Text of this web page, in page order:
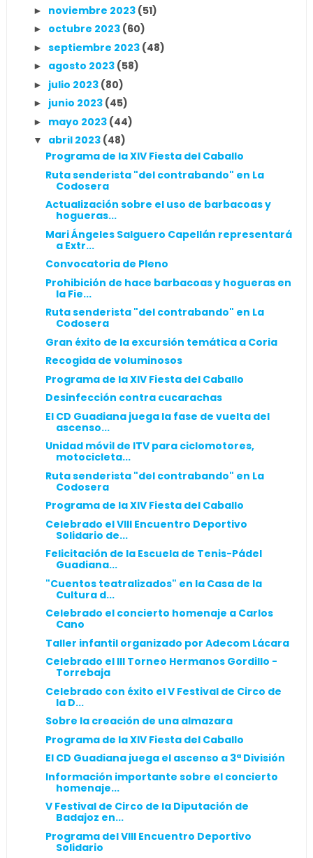
► noviembre 2023 (51)
► octubre 2023 (60)
► septiembre 2023 (48)
► agosto 2023 (58)
► julio 2023 (80)
► junio 2023 (45)
► mayo 2023 (44)
▼ abril 2023 (48)
Programa de la XIV Fiesta del Caballo
Ruta senderista "del contrabando" en La
Codosera
Actualización sobre el uso de barbacoas y
hogueras...
Mari Ángeles Salguero Capellán representará
a Extr...
Convocatoria de Pleno
Prohibición de hace barbacoas y hogueras en
la Fie...
Ruta senderista "del contrabando" en La
Codosera
Gran éxito de la excursión temática a Coria
Recogida de voluminosos
Programa de la XIV Fiesta del Caballo
Desinfección contra cucarachas
El CD Guadiana juega la fase de vuelta del
ascenso...
Unidad móvil de ITV para ciclomotores,
motocicleta...
Ruta senderista "del contrabando" en La
Codosera
Programa de la XIV Fiesta del Caballo
Celebrado el VIII Encuentro Deportivo
Solidario de...
Felicitación de la Escuela de Tenis-Pádel
Guadiana...
"Cuentos teatralizados" en la Casa de la
Cultura d...
Celebrado el concierto homenaje a Carlos
Cano
Taller infantil organizado por Adecom Lácara
Celebrado el III Torneo Hermanos Gordillo -
Torrebaja
Celebrado con éxito el V Festival de Circo de
la D...
Sobre la creación de una almazara
Programa de la XIV Fiesta del Caballo
El CD Guadiana juega el ascenso a 3ª División
Información importante sobre el concierto
homenaje...
V Festival de Circo de la Diputación de
Badajoz en...
Programa del VIII Encuentro Deportivo
Solidario